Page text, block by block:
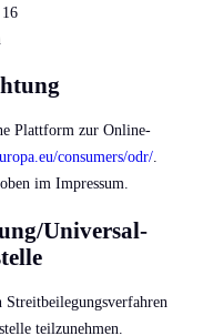
Plattform zur Online-
consumers/odr/.
im Impressum.
Universal­
teilzunehmen.